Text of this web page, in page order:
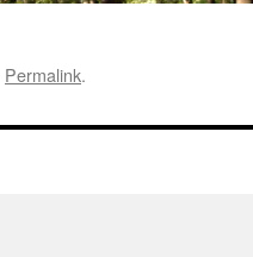
Permalink.